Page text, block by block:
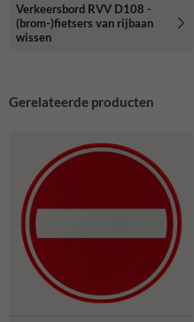
Verkeersbord RVV D108 -
(brom-)fietsers van rijbaan
wissen
Gerelateerde producten